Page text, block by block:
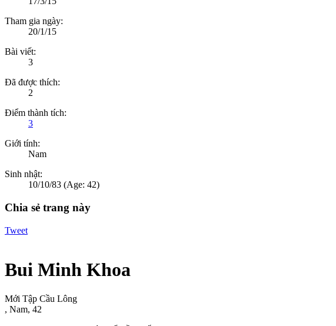
Tham gia ngày:
20/1/15
Bài viết:
3
Đã được thích:
2
Điểm thành tích:
3
Giới tính:
Nam
Sinh nhật:
10/10/83 (Age: 42)
Chia sẻ trang này
Tweet
Bui Minh Khoa
Mới Tập Cầu Lông
, Nam, 42